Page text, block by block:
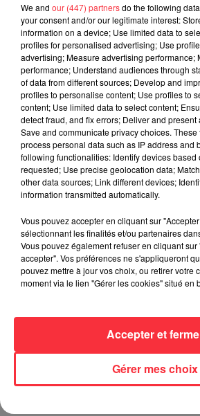
Podcasts
We and our (447) partnersdo the following
your consent and/or our legitimate interest:
information on a device; Use limited data to
profiles for personalised advertising; Use
advertising; Measure advertising performance;
performance; Understand audiences through
of data from different sources; Develop and
profiles to personalise content; Use profiles to
content; Use limited data to select content;
detect fraud, and fix errors; Deliver and
Save and communicate privacy choices.
process personal data such as IP address and
following functionalities: Identify devices
requested; Use precise geolocation data;
other data sources; Link different devices;
information transmitted automatically.
Vous pouvez accepter en cliquant sur
sélectionnant les finalités et/ou partenaires
Vous pouvez également refuser en cliquant
accepter". Vos préférences ne s'appliqueront
pouvez mettre à jour vos choix, ou retirer votre
moment via le lien "Gérer les cookies" situé en
Gérer mes choix
Accepter et